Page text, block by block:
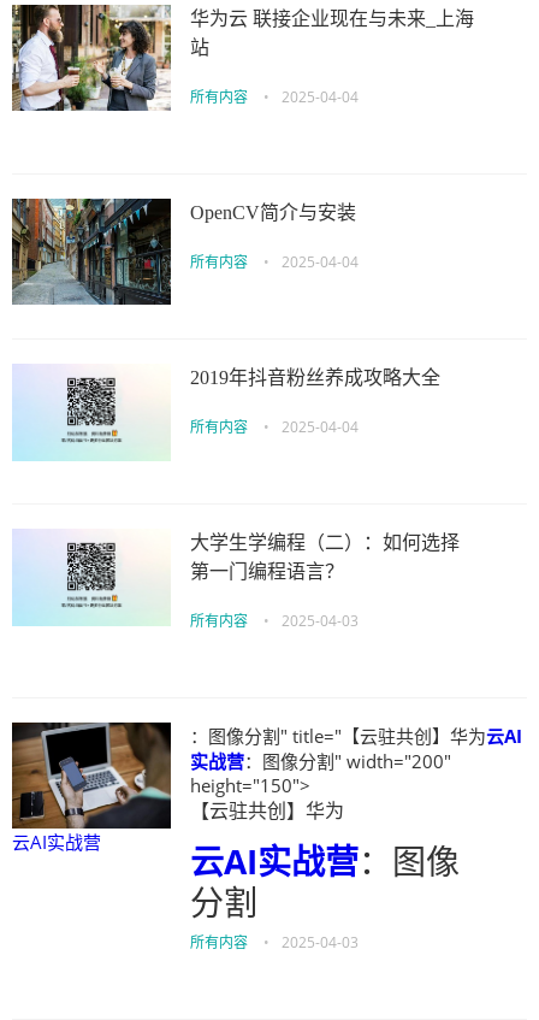
华为云 联接企业现在与未来_上海
站
所有内容 • 2025-04-04
OpenCV简介与安装
所有内容 • 2025-04-04
2019年抖音粉丝养成攻略大全
所有内容 • 2025-04-04
大学生学编程（二）：如何选择
第一门编程语言？
所有内容 • 2025-04-03
云AI实战营
：图像分割" title="【云驻共创】华为云AI
实战营：图像分割" width="200"
height="150">
【云驻共创】华为
云AI实战营：图像
分割
所有内容 • 2025-04-03